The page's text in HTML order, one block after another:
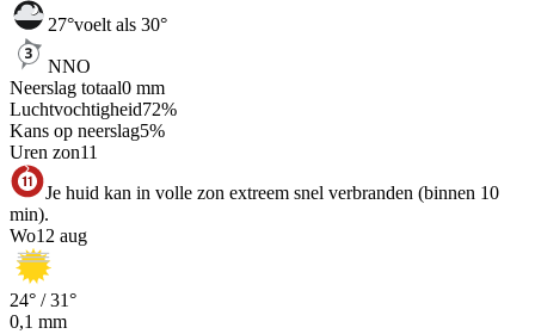
27°voelt als 30°
NNO
Neerslag totaal0 mm
Luchtvochtigheid72%
Kans op neerslag5%
Uren zon11
Je huid kan in volle zon extreem snel verbranden (binnen 10
min).
Wo12 aug
24° /31°
0,1 mm